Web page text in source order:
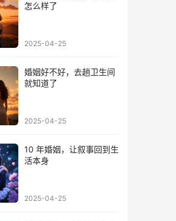
怎么样了
2025-04-25
婚姻好不好，去趟卫生间
就知道了
2025-04-25
10 年婚姻，让叙事回到生
活本身
2025-04-25